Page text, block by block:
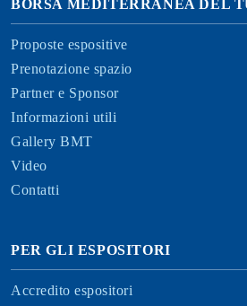
BORSA MEDITERRANEA DEL
Proposte espositive
Prenotazione spazio
Partner e Sponsor
Informazioni utili
Gallery BMT
Video
Contatti
PER GLI ESPOSITORI
Accredito espositori